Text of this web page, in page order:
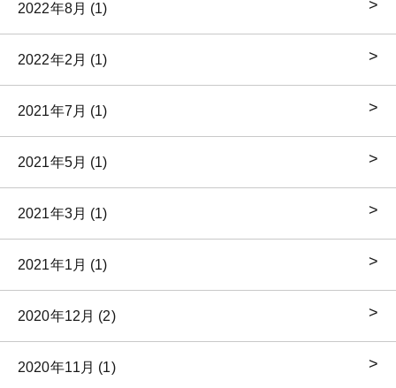
2022年8月 (1)
2022年2月 (1)
2021年7月 (1)
2021年5月 (1)
2021年3月 (1)
2021年1月 (1)
2020年12月 (2)
2020年11月 (1)